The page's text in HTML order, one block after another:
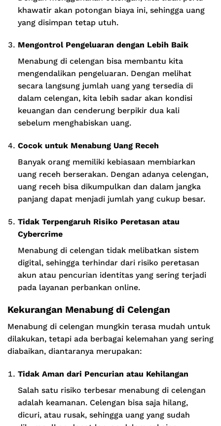
khawatir akan potongan biaya ini, sehingga uang
yang disimpan tetap utuh.
Mengontrol Pengeluaran dengan Lebih Baik
Menabung di celengan bisa membantu kita
mengendalikan pengeluaran. Dengan melihat
secara langsung jumlah uang yang tersedia di
dalam celengan, kita lebih sadar akan kondisi
keuangan dan cenderung berpikir dua kali
sebelum menghabiskan uang.
Cocok untuk Menabung Uang Receh
Banyak orang memiliki kebiasaan membiarkan
uang receh berserakan. Dengan adanya celengan,
uang receh bisa dikumpulkan dan dalam jangka
panjang dapat menjadi jumlah yang cukup besar.
Tidak Terpengaruh Risiko Peretasan atau
Cybercrime
Menabung di celengan tidak melibatkan sistem
digital, sehingga terhindar dari risiko peretasan
akun atau pencurian identitas yang sering terjadi
pada layanan perbankan online.
Kekurangan Menabung di Celengan
Menabung di celengan mungkin terasa mudah untuk
dilakukan, tetapi ada berbagai kelemahan yang sering
diabaikan, diantaranya merupakan:
Tidak Aman dari Pencurian atau Kehilangan
Salah satu risiko terbesar menabung di celengan
adalah keamanan. Celengan bisa saja hilang,
dicuri, atau rusak, sehingga uang yang sudah